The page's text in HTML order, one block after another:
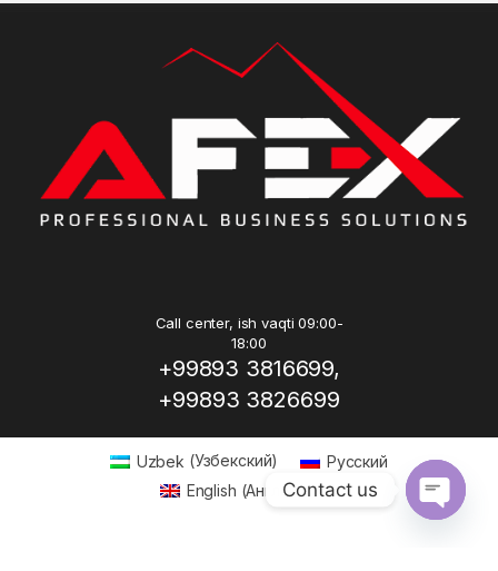
Call center, ish vaqti 09:00-
18:00
+99893 3816699,
+99893 3826699
Uzbek (Узбекский)
Русский
English (Английский)
Contact us